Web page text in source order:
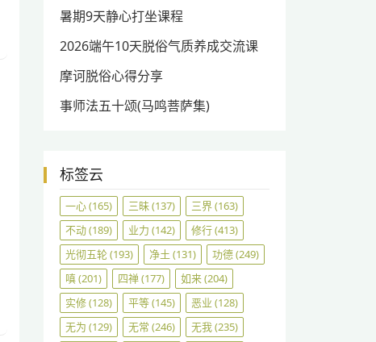
暑期9天静心打坐课程
2026端午10天脱俗气质养成交流课
摩诃脱俗心得分享
事师法五十颂(马鸣菩萨集)
标签云
一心(165) 三昧(137) 三界(163)
不动(189) 业力 (142) 修行(413)
光彻五轮(193) 净土 (131) 功德(249)
嗔(201) 四禅(177) 如来(204)
实修(128) 平等(145) 恶业 (128)
无为 (129) 无常 (246) 无我(235)